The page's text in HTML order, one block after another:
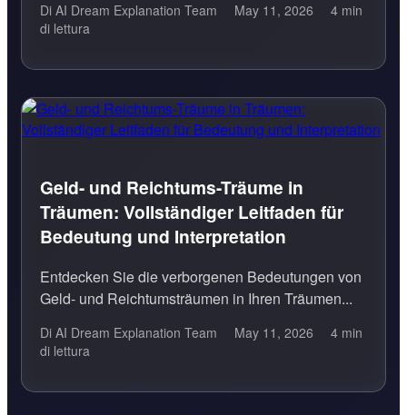
Di AI Dream Explanation Team May 11, 2026
4 min
di lettura
Geld- und Reichtums-Träume in
Träumen: Vollständiger Leitfaden für
Bedeutung und Interpretation
Entdecken Sie die verborgenen Bedeutungen von
Geld- und Reichtumsträumen in Ihren Träumen...
Di AI Dream Explanation Team May 11, 2026
4 min
di lettura